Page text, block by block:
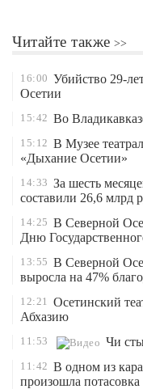
Читайте также
16:00 Убийство 29-
Осетии
15:42 Во
15:12 В Музее
«Дыхание Осетии»
14:33 За шесть
составили 26,6 млрд
14:25 В Северной
Дню
13:55 В Северной
выросла на 47%
12:21 Осетинский
Абхазию
11:53 Чи
11:42 В одном из
произошла потасовка